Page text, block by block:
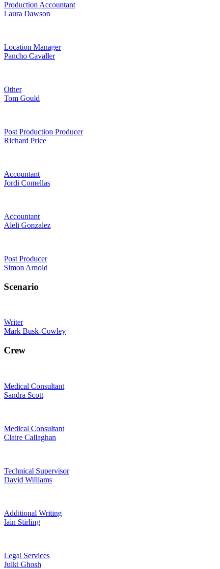
Production Accountant
Laura Dawson
Location Manager
Pancho Cavaller
Other
Tom Gould
Post Production Producer
Richard Price
Accountant
Jordi Comellas
Accountant
Aleli Gonzalez
Post Producer
Simon Arnold
Scenario
Writer
Mark Busk-Cowley
Crew
Medical Consultant
Sandra Scott
Medical Consultant
Claire Callaghan
Technical Supervisor
David Williams
Additional Writing
Iain Stirling
Legal Services
Julki Ghosh